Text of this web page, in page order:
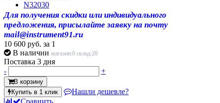
Для получения скидки или индивидуального
предложения, присылайте заявку на почту
mail@instrument91.ru
10 600 руб. за 1
В наличии магазин:0 склад:20
Поставка 3 дня
-
+
В корзину
Купить в 1 клик
Нашли дешевле?
Сравнить